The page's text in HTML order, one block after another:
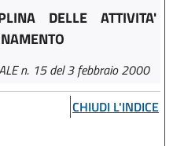
DELLE ATTIVITA'
n. 15 del 3 febbraio 2000
CHIUDI L'INDICE